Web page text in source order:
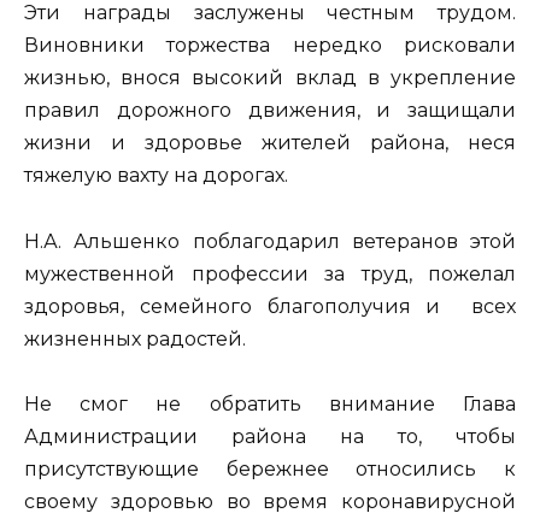
Эти награды заслужены честным трудом.
Виновники торжества нередко рисковали
жизнью, внося высокий вклад в укрепление
правил дорожного движения, и защищали
жизни и здоровье жителей района, неся
тяжелую вахту на дорогах.
Н.А. Альшенко поблагодарил ветеранов этой
мужественной профессии за труд, пожелал
здоровья, семейного благополучия и всех
жизненных радостей.
Не смог не обратить внимание Глава
Администрации района на то, чтобы
присутствующие бережнее относились к
своему здоровью во время коронавирусной